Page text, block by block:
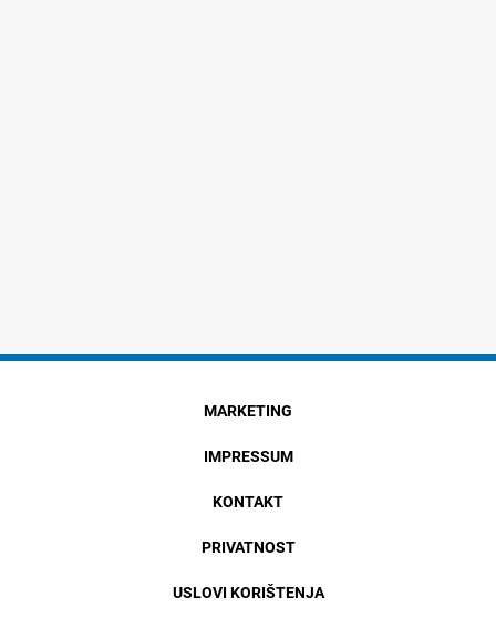
MARKETING
IMPRESSUM
KONTAKT
PRIVATNOST
USLOVI KORIŠTENJA